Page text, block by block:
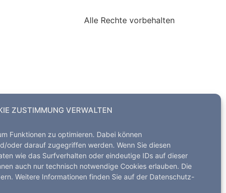
ZUSTIMMUNG VERWALTEN
Funktionen zu optimieren. Dabei können
oder darauf zugegriffen werden. Wenn Sie diesen
wie das Surfverhalten oder eindeutige IDs auf dieser
auch nur technisch notwendige Cookies erlauben. Die
Weitere Informationen finden Sie auf der Datenschutz-
Alle Rechte vorbehalten